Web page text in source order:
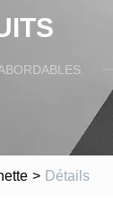
> Détails